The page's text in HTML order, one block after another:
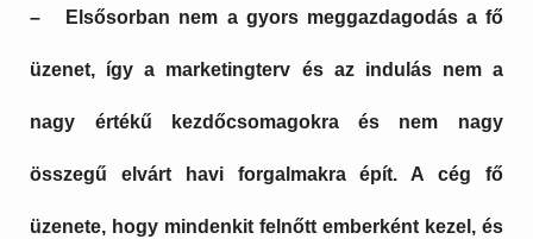
– Elsősorban nem a gyors meggazdagodás a fő
üzenet, így a marketingterv és az indulás nem a
nagy értékű kezdőcsomagokra és nem nagy
összegű elvárt havi forgalmakra épít. A cég fő
üzenete, hogy mindenkit felnőtt emberként kezel, és